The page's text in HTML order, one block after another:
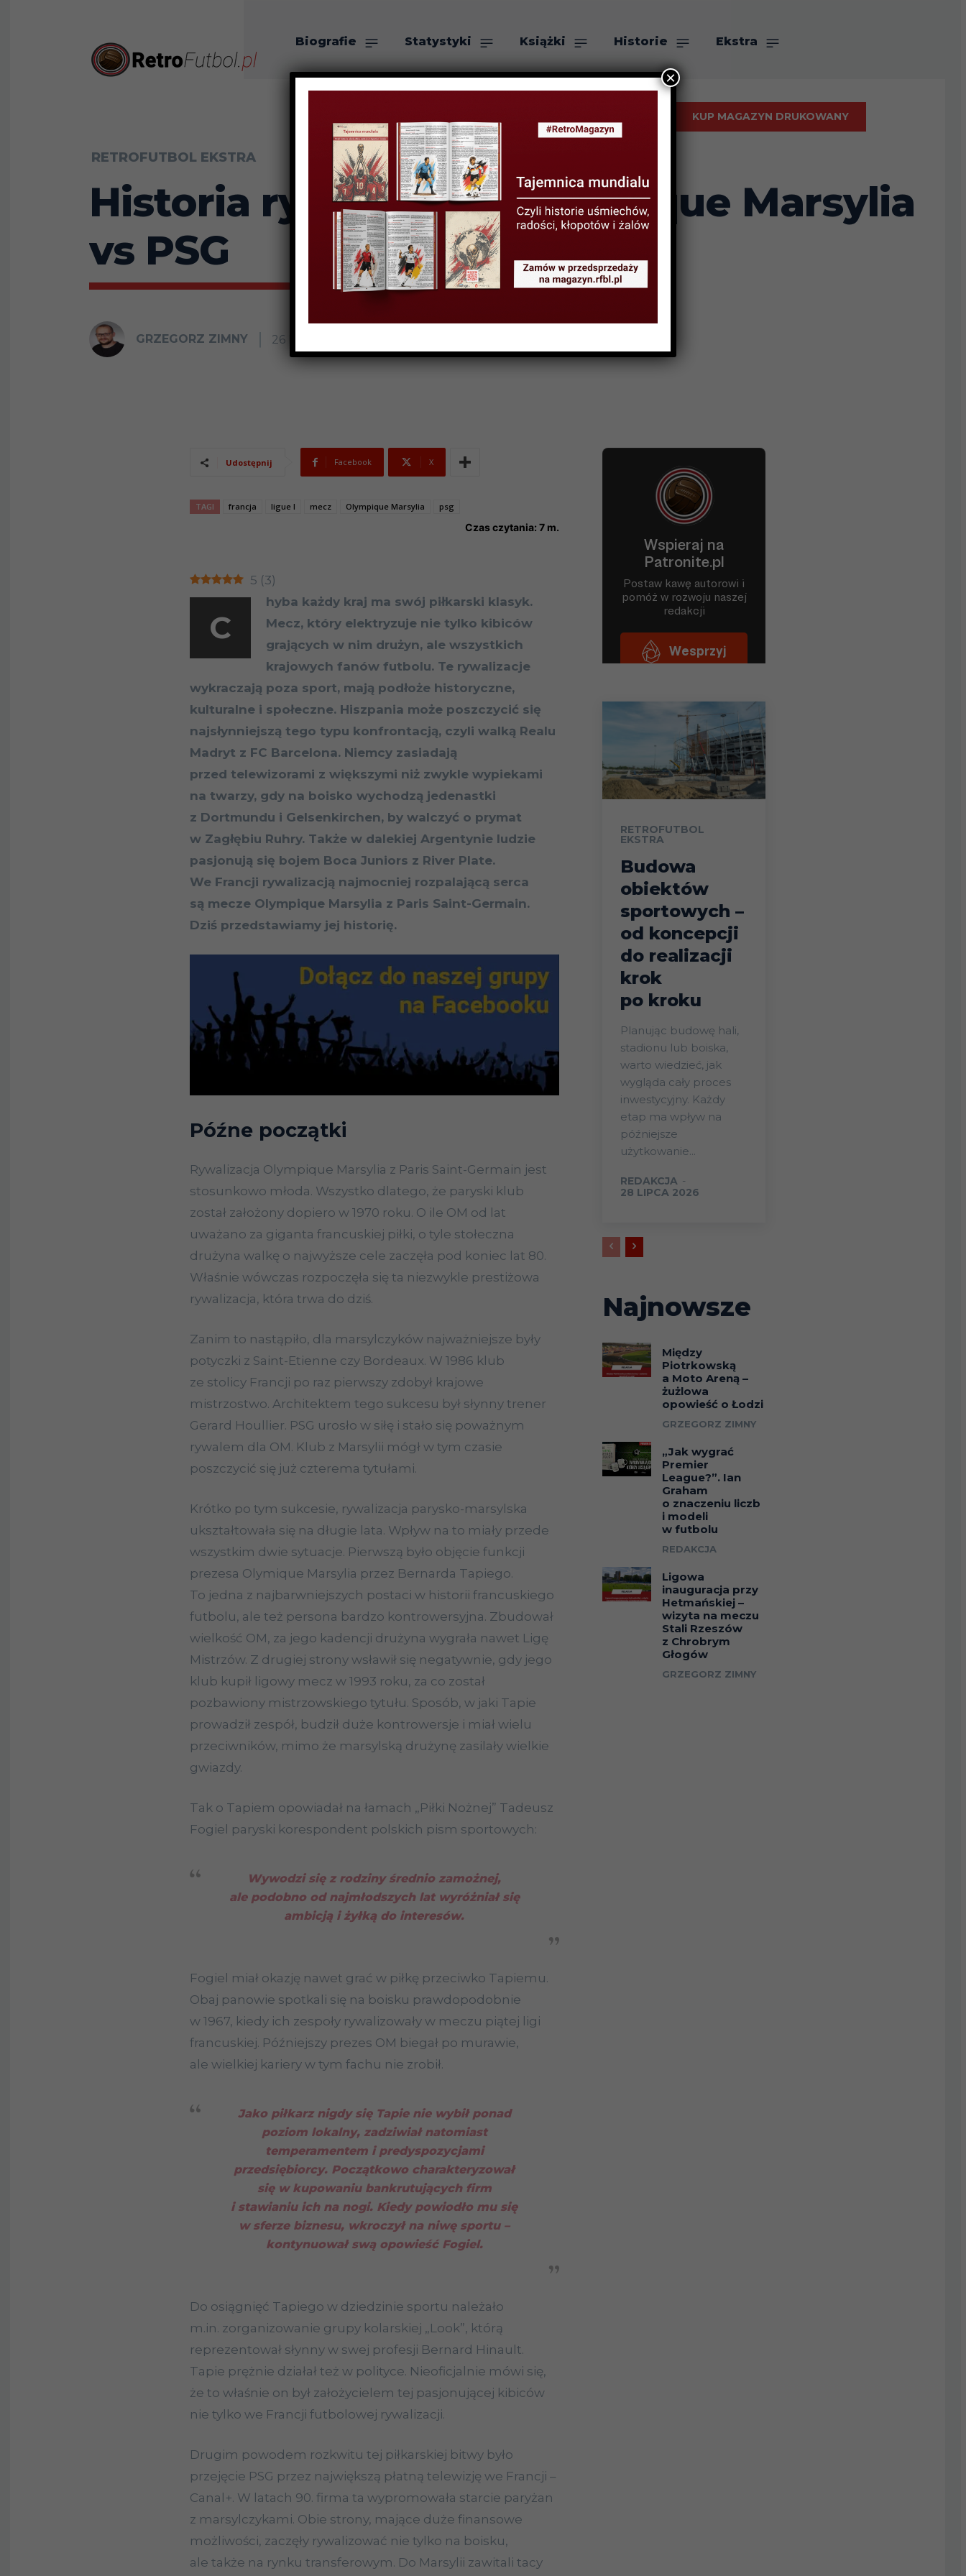
Biografie Statystyki Książki Historie Ekstra
O nas
KUP MAGAZYN DRUKOWANY
RETROFUTBOL EKSTRA
Historia rywalizacji: Olympique Marsylia
vs PSG
GRZEGORZ ZIMNY 26 PAŹDZIERNIKA 2018
Udostępnij Facebook X
TAGI francja ligue I mecz Olympique Marsylia psg
Czas czytania: 7 m.
5 (3)
C
hyba każdy kraj ma swój piłkarski klasyk.
Mecz, który elektryzuje nie tylko kibiców
grających w nim drużyn, ale wszystkich
krajowych fanów futbolu. Te rywalizacje
wykraczają poza sport, mają podłoże historyczne,
kulturalne i społeczne. Hiszpania może poszczycić się
najsłynniejszą tego typu konfrontacją, czyli walką Realu
Madryt z FC Barcelona. Niemcy zasiadają
przed telewizorami z większymi niż zwykle wypiekami
na twarzy, gdy na boisko wychodzą jedenastki
z Dortmundu i Gelsenkirchen, by walczyć o prymat
w Zagłębiu Ruhry. Także w dalekiej Argentynie ludzie
pasjonują się bojem Boca Juniors z River Plate.
We Francji rywalizacją najmocniej rozpalającą serca
są mecze Olympique Marsylia z Paris Saint-Germain.
Dziś przedstawiamy jej historię.
Późne początki
Rywalizacja Olympique Marsylia z Paris Saint-Germain jest
stosunkowo młoda. Wszystko dlatego, że paryski klub
został założony dopiero w 1970 roku. O ile OM od lat
uważano za giganta francuskiej piłki, o tyle stołeczna
drużyna walkę o najwyższe cele zaczęła pod koniec lat 80.
Właśnie wówczas rozpoczęła się ta niezwykle prestiżowa
rywalizacja, która trwa do dziś.
Zanim to nastąpiło, dla marsylczyków najważniejsze były
potyczki z Saint-Etienne czy Bordeaux. W 1986 klub
ze stolicy Francji po raz pierwszy zdobył krajowe
mistrzostwo. Architektem tego sukcesu był słynny trener
Gerard Houllier. PSG urosło w siłę i stało się poważnym
rywalem dla OM. Klub z Marsylii mógł w tym czasie
poszczycić się już czterema tytułami.
Krótko po tym sukcesie, rywalizacja parysko-marsylska
ukształtowała się na długie lata. Wpływ na to miały przede
wszystkim dwie sytuacje. Pierwszą było objęcie funkcji
prezesa Olymique Marsylia przez Bernarda Tapiego.
To jedna z najbarwniejszych postaci w historii francuskiego
futbolu, ale też persona bardzo kontrowersyjna. Zbudował
wielkość OM, za jego kadencji drużyna wygrała nawet Ligę
Mistrzów. Z drugiej strony wsławił się negatywnie, gdy jego
klub kupił ligowy mecz w 1993 roku, za co został
pozbawiony mistrzowskiego tytułu. Sposób, w jaki Tapie
prowadził zespół, budził duże kontrowersje i miał wielu
przeciwników, mimo że marsylską drużynę zasilały wielkie
gwiazdy.
Tak o Tapiem opowiadał na łamach „Piłki Nożnej” Tadeusz
Fogiel paryski korespondent polskich pism sportowych:
Wywodzi się z rodziny średnio zamożnej,
ale podobno od najmłodszych lat wyróżniał się
ambicją i żyłką do interesów.
Fogiel miał okazję nawet grać w piłkę przeciwko Tapiemu.
Obaj panowie spotkali się na boisku prawdopodobnie
w 1967, kiedy ich zespoły rywalizowały w meczu piątej ligi
francuskiej. Późniejszy prezes OM biegał po murawie,
ale wielkiej kariery w tym fachu nie zrobił.
Jako piłkarz nigdy się Tapie nie wybił ponad
poziom lokalny, zadziwiał natomiast
temperamentem i predyspozycjami
przedsiębiorcy. Początkowo charakteryzował
się w kupowaniu bankrutujących firm
i stawianiu ich na nogi. Kiedy powiodło mu się
w sferze biznesu, wkroczył na niwę sportu–
kontynuował swą opowieść Fogiel.
Do osiągnięć Tapiego w dziedzinie sportu należało
m.in. zorganizowanie grupy kolarskiej „Look”, którą
reprezentował słynny w swej profesji Bernard Hinault.
Tapie prężnie działał też w polityce. Nieoficjalnie mówi się,
że to właśnie on był założycielem tej pasjonującej kibiców
nie tylko we Francji futbolowej rywalizacji.
Drugim powodem rozkwitu tej piłkarskiej bitwy było
przejęcie PSG przez największą płatną telewizję we Francji –
Canal+. W latach 90. firma ta wypromowała starcie paryżan
z marsylczykami. Obie strony, mające duże finansowe
możliwości, zaczęły rywalizować nie tylko na boisku,
ale także na rynku transferowym. Do Marsylii zawitali tacy
RETROFUTBOL
EKSTRA
Budowa
obiektów
sportowych –
od koncepcji
do realizacji
krok
po kroku
Planując budowę hali,
stadionu lub boiska,
warto wiedzieć, jak
wygląda cały proces
inwestycyjny. Każdy
etap ma wpływ na
późniejsze
użytkowanie...
REDAKCJA -
28 LIPCA 2026
Najnowsze
Między
Piotrkowską
a Moto Areną –
żużlowa
opowieść o Łodzi
GRZEGORZ ZIMNY
„Jak wygrać
Premier
League?”. Ian
Graham
o znaczeniu liczb
i modeli
w futbolu
REDAKCJA
Ligowa
inauguracja przy
Hetmańskiej –
wizyta na meczu
Stali Rzeszów
z Chrobrym
Głogów
GRZEGORZ ZIMNY
×